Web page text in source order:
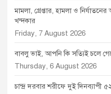
মামলা, গ্রেপ্তার, হামলা ও
খন্দকার
Friday, 7 August 2026
বাবলু ভাই, আপনি কি সত্যিই চলে
Thursday, 6 August 2026
চান্দ্র দরবার শরীফে দুই